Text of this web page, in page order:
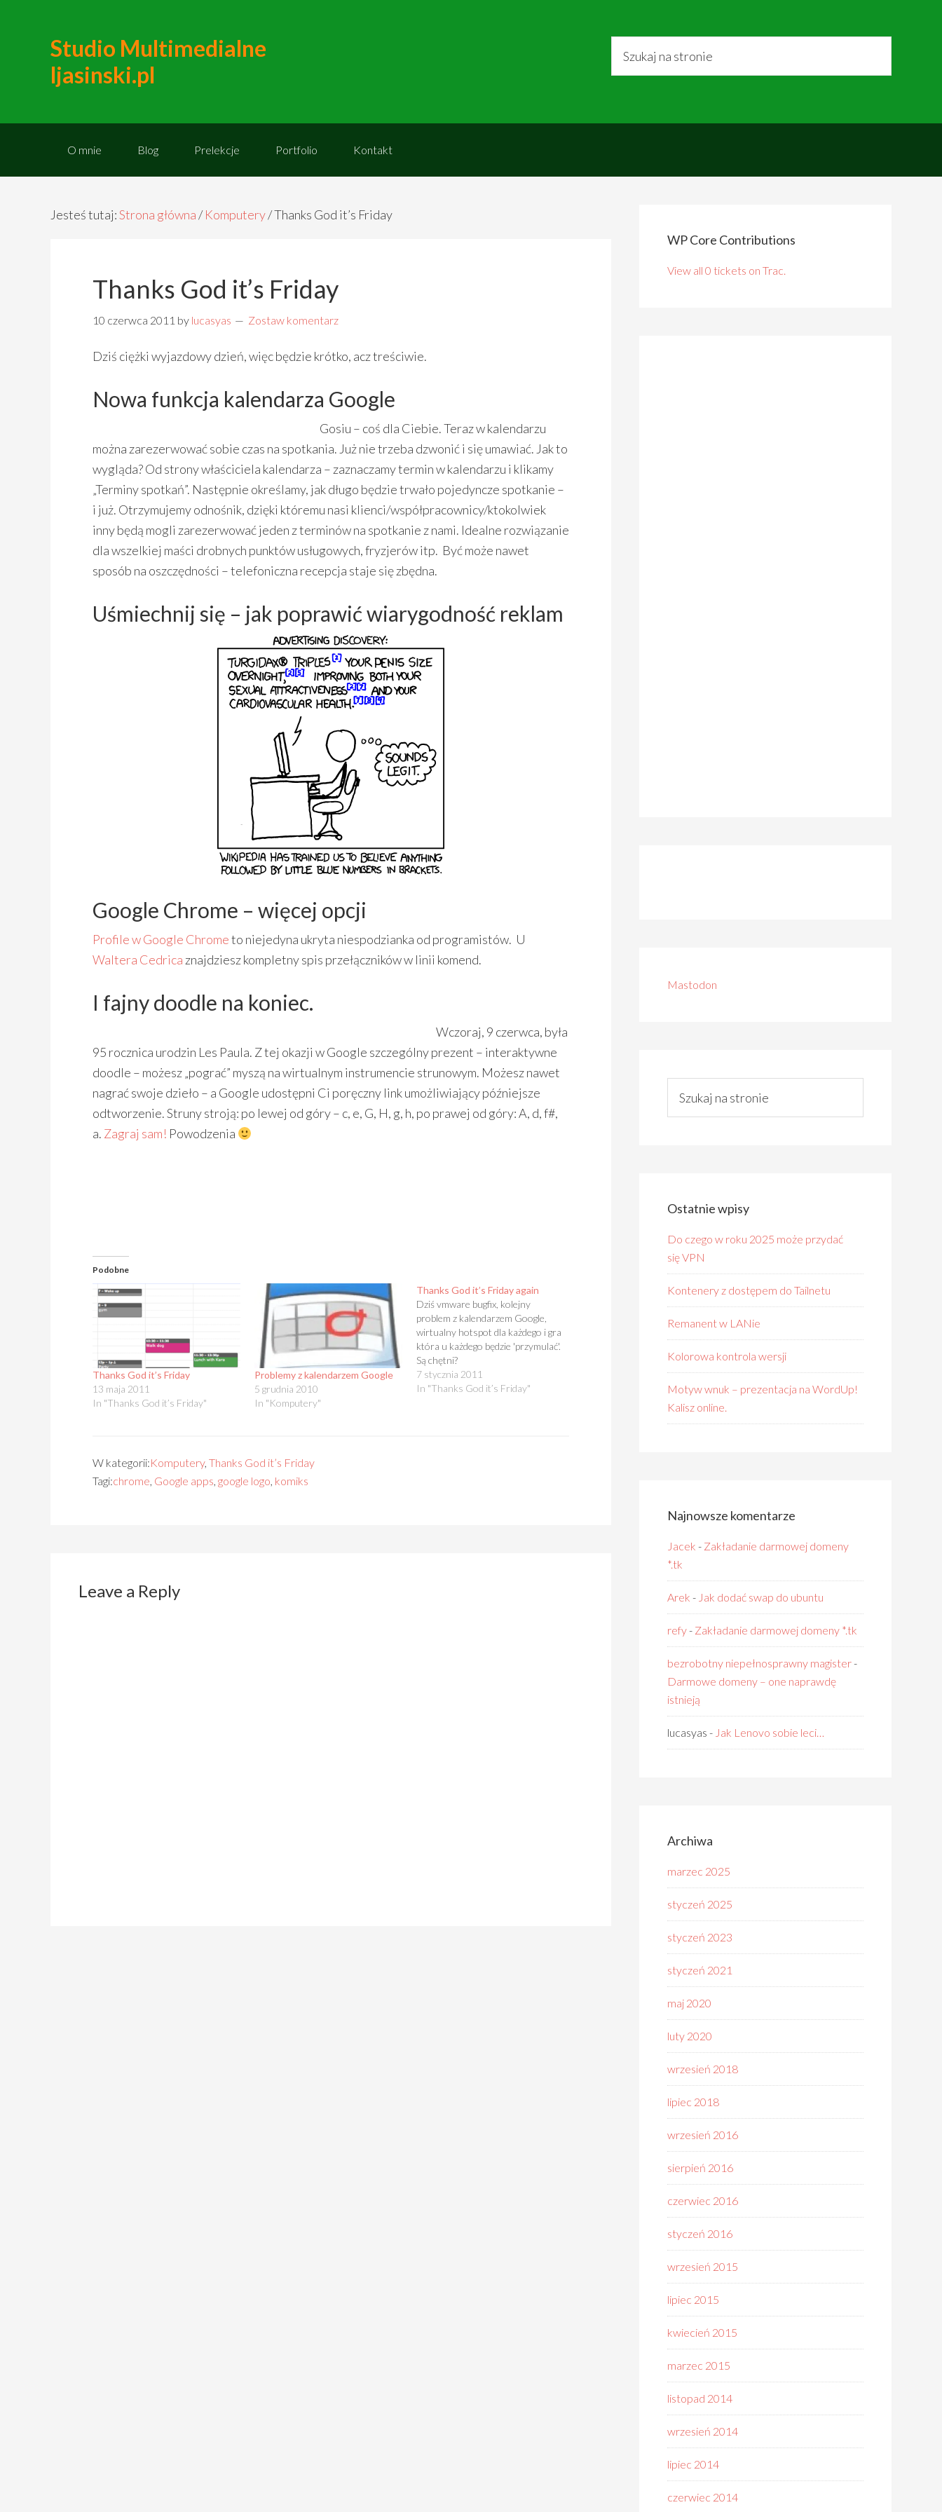
Studio Multimedialne
ljasinski.pl
O mnie Blog Prelekcje Portfolio Kontakt
Jesteś tutaj:Strona główna/ Komputery/Thanks God it’s Friday
Thanks God it’s Friday
10 czerwca 2011 by lucasyas Zostaw komentarz
Dziś ciężki wyjazdowy dzień, więc będzie krótko, acz treściwie.
Nowa funkcja kalendarza Google
Gosiu – coś dla Ciebie. Teraz w kalendarzu
można zarezerwować sobie czas na spotkania. Już nie trzeba dzwonić i się umawiać. Jak to
wygląda? Od strony właściciela kalendarza – zaznaczamy termin w kalendarzu i klikamy
„Terminy spotkań”. Następnie określamy, jak długo będzie trwało pojedyncze spotkanie –
i już. Otrzymujemy odnośnik, dzięki któremu nasi klienci/współpracownicy/ktokolwiek
inny będą mogli zarezerwować jeden z terminów na spotkanie z nami. Idealne rozwiązanie
dla wszelkiej maści drobnych punktów usługowych, fryzjerów itp. Być może nawet
sposób na oszczędności – telefoniczna recepcja staje się zbędna.
Uśmiechnij się – jak poprawić wiarygodność reklam
Google Chrome – więcej opcji
Profile w Google Chrometo niejedyna ukryta niespodzianka od programistów. U
Waltera Cedrica znajdziesz kompletny spis przełączników w linii komend.
I fajny doodle na koniec.
Wczoraj, 9 czerwca, była
95 rocznica urodzin Les Paula. Z tej okazji w Google szczególny prezent – interaktywne
doodle – możesz „pograć” myszą na wirtualnym instrumencie strunowym. Możesz nawet
nagrać swoje dzieło – a Google udostępni Ci poręczny link umożliwiający późniejsze
odtworzenie. Struny stroją: po lewej od góry – c, e, G, H, g, h, po prawej od góry: A, d, f#,
a. Zagraj sam! Powodzenia
Podobne
Thanks God it’s Friday
13 maja 2011
In "Thanks God it’s Friday"
Problemy z kalendarzem Google
5 grudnia 2010
In "Komputery"
Thanks God it’s Friday again
Dziś vmware bugfix, kolejny
problem z kalendarzem Google,
wirtualny hotspot dla każdego i gra
która u każdego będzie 'przymulać'.
Są chętni?
7 stycznia 2011
In "Thanks God it’s Friday"
W kategorii:Komputery, Thanks God it’s Friday
Tagi:chrome Google apps google logo komiks
Leave a Reply
WP Core Contributions
View all 0 tickets on Trac.
Mastodon
Ostatnie wpisy
Do czego w roku 2025 może przydać
się VPN
Kontenery z dostępem do Tailnetu
Remanent w LANie
Kolorowa kontrola wersji
Motyw wnuk – prezentacja na WordUp!
Kalisz online.
Najnowsze komentarze
Jacek - Zakładanie darmowej domeny
*.tk
Arek - Jak dodać swap do ubuntu
refy- Zakładanie darmowej domeny *.tk
bezrobotny niepełnosprawny magister-
Darmowe domeny – one naprawdę
istnieją
lucasyas - Jak Lenovo sobie leci…
Archiwa
marzec 2025
styczeń 2025
styczeń 2023
styczeń 2021
maj 2020
luty 2020
wrzesień 2018
lipiec 2018
wrzesień 2016
sierpień 2016
czerwiec 2016
styczeń 2016
wrzesień 2015
lipiec 2015
kwiecień 2015
marzec 2015
listopad 2014
wrzesień 2014
lipiec 2014
czerwiec 2014